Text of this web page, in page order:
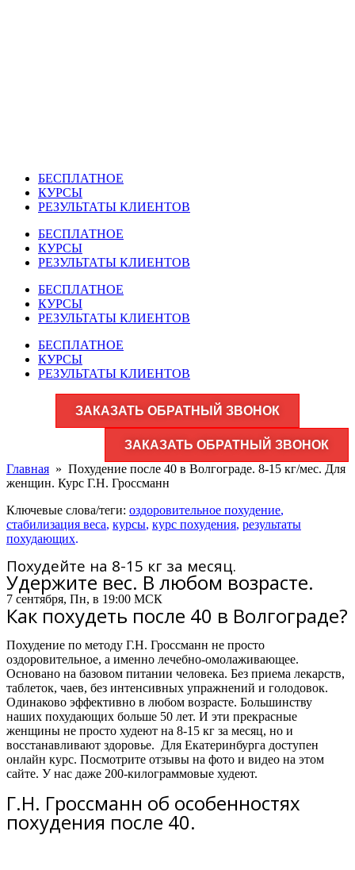
БЕСПЛАТНОЕ
КУРСЫ
РЕЗУЛЬТАТЫ КЛИЕНТОВ
БЕСПЛАТНОЕ
КУРСЫ
РЕЗУЛЬТАТЫ КЛИЕНТОВ
БЕСПЛАТНОЕ
КУРСЫ
РЕЗУЛЬТАТЫ КЛИЕНТОВ
БЕСПЛАТНОЕ
КУРСЫ
РЕЗУЛЬТАТЫ КЛИЕНТОВ
ЗАКАЗАТЬ ОБРАТНЫЙ ЗВОНОК
ЗАКАЗАТЬ ОБРАТНЫЙ ЗВОНОК
Главная » Похудение после 40 в Волгограде. 8-15 кг/мес. Для
женщин. Курс Г.Н. Гроссманн
Ключевые слова/теги: оздоровительное похудение,
стабилизация веса, курсы, курс похудения, результаты
похудающих.
Похудейте на 8-15 кг за месяц.
Удержите вес. В любом возрасте.
7 сентября, Пн, в 19:00 МСК
Как похудеть после 40 в Волгограде?
Похудение по методу Г.Н. Гроссманн не просто
оздоровительное, а именно лечебно-омолаживающее.
Основано на базовом питании человека. Без приема лекарств,
таблеток, чаев, без интенсивных упражнений и голодовок.
Одинаково эффективно в любом возрасте. Большинству
наших похудающих больше 50 лет. И эти прекрасные
женщины не просто худеют на 8-15 кг за месяц, но и
восстанавливают здоровье. Для Екатеринбурга доступен
онлайн курс. Посмотрите отзывы на фото и видео на этом
сайте. У нас даже 200-килограммовые худеют.
Г.Н. Гроссманн об особенностях
похудения после 40.